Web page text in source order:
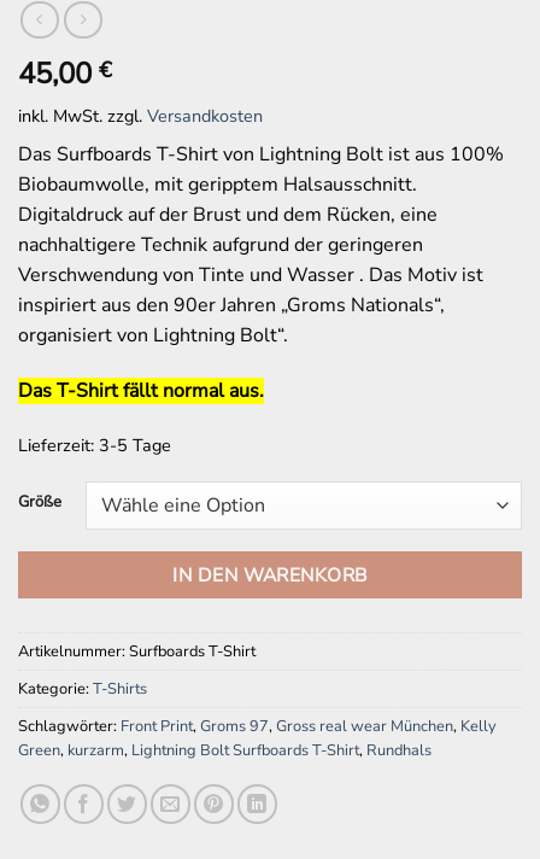
45,00 €
inkl. MwSt. zzgl. Versandkosten
Das Surfboards T-Shirt von Lightning Bolt ist aus 100%
Biobaumwolle, mit geripptem Halsausschnitt.
Digitaldruck auf der Brust und dem Rücken, eine
nachhaltigere Technik aufgrund der geringeren
Verschwendung von Tinte und Wasser . Das Motiv ist
inspiriert aus den 90er Jahren „Groms Nationals“,
organisiert von Lightning Bolt“.
Das T-Shirt fällt normal aus.
Lieferzeit: 3-5 Tage
Größe
IN DEN WARENKORB
Artikelnummer:Surfboards T-Shirt
Kategorie:T-Shirts
Schlagwörter: Front Print,Groms 97,Gross real wear München, Kelly
Green, kurzarm, Lightning Bolt Surfboards T-Shirt, Rundhals